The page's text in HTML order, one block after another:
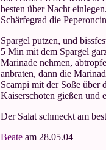
besten über Nacht
Schärfegrad die
Spargel putzen, und
5 Min mit dem Spargel
Marinade nehmen,
anbraten, dann die
Scampi mit der Soße über
Kaiserschoten gießen und
Der Salat schmeckt am
Beate am 28.05.04